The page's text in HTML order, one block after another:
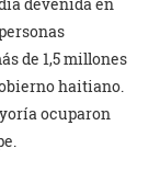
de 1,5 millones
haitiano.
ocuparon